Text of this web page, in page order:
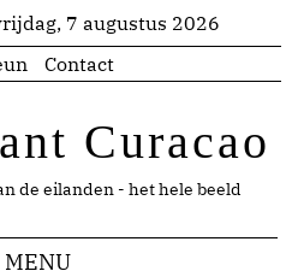
7 augustus 2026
Contact
Curacao
de eilanden - het hele beeld
MENU